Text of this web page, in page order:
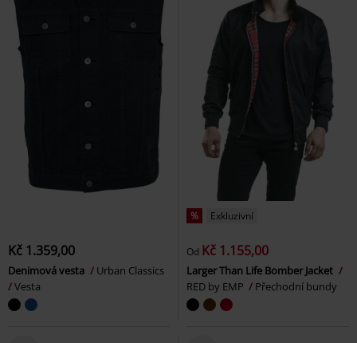
Kč 1.359,00
Denimová vesta
Urban Classics
Vesta
% Exkluzivní
Od Kč 1.155,00
Larger Than Life Bomber Jacket
RED by EMP
Přechodní bundy